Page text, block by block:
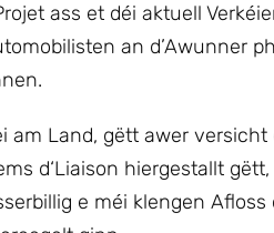
ass et déi aktuell
an d’Awunner
am Land, gëtt awer
d‘Liaison hiergestallt
e méi klengen